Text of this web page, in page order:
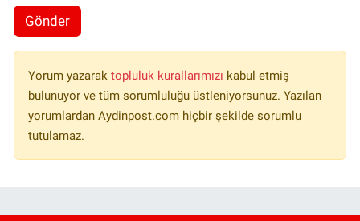
Gönder
Yorum yazarak topluluk kurallarımızı kabul etmiş
bulunuyor ve tüm sorumluluğu üstleniyorsunuz. Yazılan
yorumlardan Aydinpost.com hiçbir şekilde sorumlu
tutulamaz.